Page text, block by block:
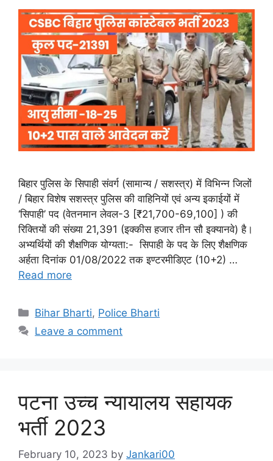
बिहार पुलिस के सिपाही संवर्ग (सामान्य / सशस्त्र) में विभिन्न जिलों
/ बिहार विशेष सशस्त्र पुलिस की वाहिनियों एवं अन्य इकाईयों में
‘सिपाही’ पद (वेतनमान लेवल-3 [₹21,700-69,100] ) की
रिक्तियों की संख्या 21,391 (इक्कीस हजार तीन सौ इक्यानवे) है।
अभ्यर्थियों की शैक्षणिक योग्यता:- सिपाही के पद के लिए शैक्षणिक
अर्हता दिनांक 01/08/2022 तक इण्टरमीडिएट (10+2) …
Read more
Categories
Bihar Bharti, Police Bharti
Leave a comment
पटना उच्च न्यायालय सहायक
भर्ती 2023
February 10, 2023 by Jankari00